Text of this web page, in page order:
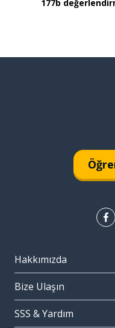
177b
Hakkımızda
Bize Ulaşın
SSS & Yardım